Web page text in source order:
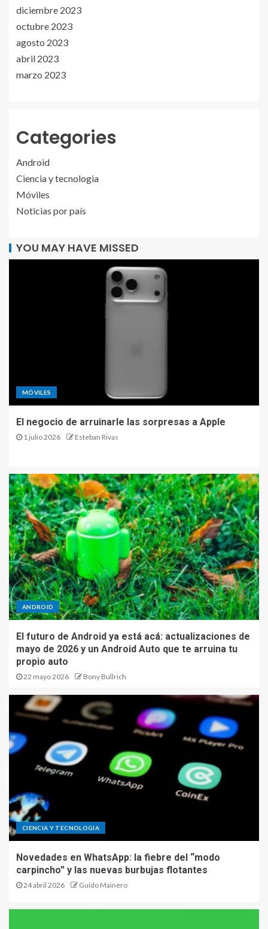
diciembre 2023
octubre 2023
agosto 2023
abril 2023
marzo 2023
Categories
Android
Ciencia y tecnologia
Móviles
Noticias por país
YOU MAY HAVE MISSED
MÓVILES
El negocio de arruinarle las sorpresas a Apple
1 julio 2026 Esteban Rivas
ANDROID
El futuro de Android ya está acá: actualizaciones de
mayo de 2026 y un Android Auto que te arruina tu
propio auto
22 mayo 2026 Bony Bullrich
CIENCIA Y TECNOLOGIA
Novedades en WhatsApp: la fiebre del “modo
carpincho” y las nuevas burbujas flotantes
24 abril 2026 Guido Mainero